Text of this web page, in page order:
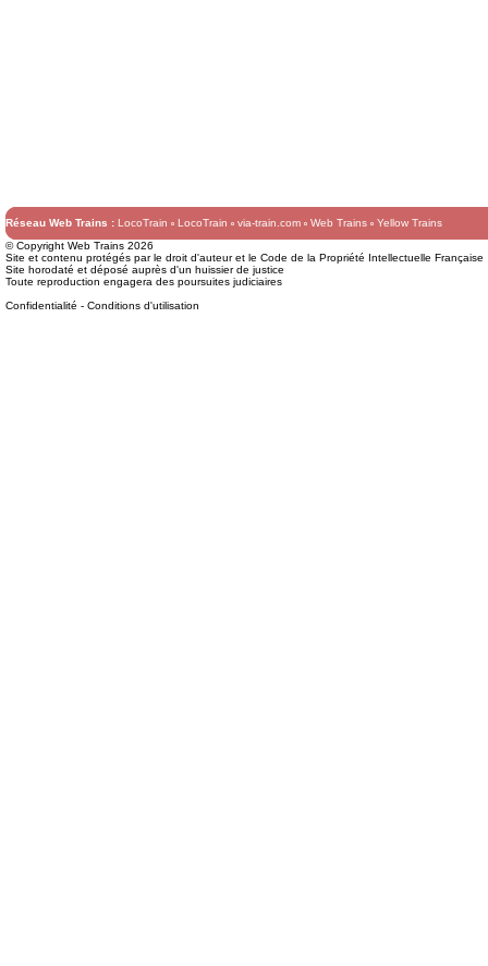
Réseau Web Trains : LocoTrain LocoTrain via-train.com Web Trains
Yellow Trains
© Copyright Web Trains 2026
Site et contenu protégés par le droit d'auteur et le Code de la Propriété Intellectuelle Française
Site horodaté et déposé auprès d'un huissier de justice
Toute reproduction engagera des poursuites judiciaires
Confidentialité - Conditions d'utilisation